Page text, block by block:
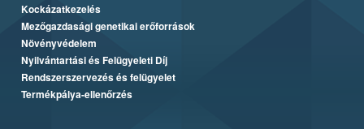
Kockázatkezelés
Mezőgazdasági genetikai erőforrások
Növényvédelem
Nyilvántartási és Felügyeleti Díj
Rendszerszervezés és felügyelet
Termékpálya-ellenőrzés